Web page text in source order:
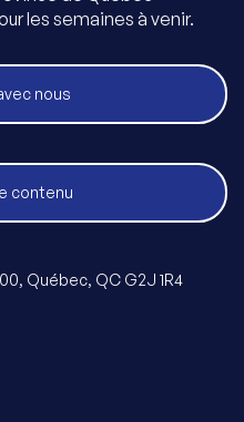
les semaines à venir.
nous
contenu
Québec, QC G2J 1R4